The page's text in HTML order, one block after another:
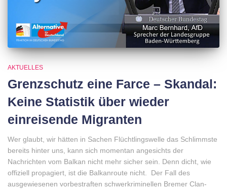
AKTUELLES
Grenzschutz eine Farce – Skandal:
Keine Statistik über wieder
einreisende Migranten
Wer glaubt, wir hätten in Sachen Flüchtlingswelle das Schlimmste
bereits hinter uns, kann sich momentan angesichts der
Nachrichten vom Balkan nicht mehr sicher sein. Denn dicht, wie
offiziell propagiert, ist die Balkanroute nicht. Der Fall des
ausgewiesenen vorbestraften schwerkriminellen Bremer Clan-